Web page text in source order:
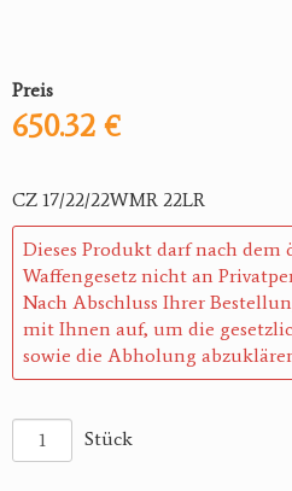
Preis
650.32 €
CZ 17/22/22WMR 22LR
Dieses Produkt darf nach dem
Waffengesetz nicht an
Nach Abschluss Ihrer
mit Ihnen auf, um die
sowie die Abholung
Stück